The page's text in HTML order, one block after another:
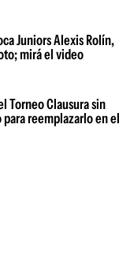
Juniors Alexis Rolín,
mirá el video
Torneo Clausura sin
reemplazarlo en el